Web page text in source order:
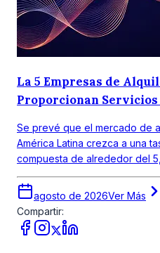
La 5 Empresas de
Proporcionan Servicios
Se prevé que el mercado de
América Latina crezca a una
compuesta de alrededor del
pronóstico 2026-2035.
agosto de 2026Ver Más
Compartir: